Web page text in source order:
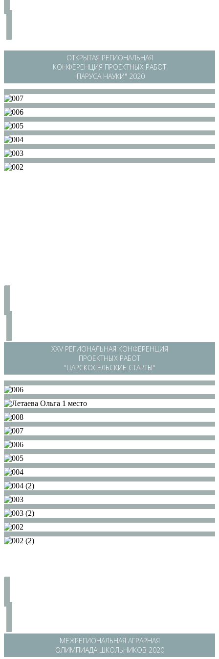
ОТКРЫТАЯ РЕГИОНАЛЬНАЯ
КОНФЕРЕНЦИЯ ПРОЕКТНЫХ РАБОТ
"ПАРУСА НАУКИ" 2020
ХХV РЕГИОНАЛЬНАЯ КОНФЕРЕНЦИЯ
ПРОЕКТНЫХ РАБОТ
"ЦАРСКОСЕЛЬСКИЕ СТАРТЫ"
МЕЖРЕГИОНАЛЬНАЯ АГРАРНАЯ
ОЛИМПИАДА ШКОЛЬНИКОВ 2020